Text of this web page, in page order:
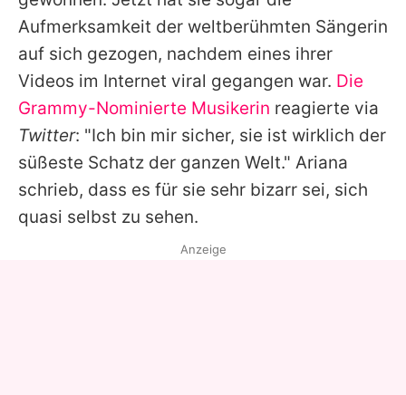
Aufmerksamkeit der weltberühmten Sängerin
auf sich gezogen, nachdem eines ihrer
Videos im Internet viral gegangen war. Die
Grammy-Nominierte Musikerin reagierte via
Twitter: "Ich bin mir sicher, sie ist wirklich der
süßeste Schatz der ganzen Welt." Ariana
schrieb, dass es für sie sehr bizarr sei, sich
quasi selbst zu sehen.
Anzeige